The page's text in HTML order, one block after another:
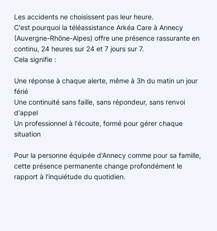
Les accidents ne choisissent pas leur heure.
C'est pourquoi la téléassistance Arkéa Care à Annecy
(Auvergne-Rhône-Alpes) offre une présence rassurante en
continu, 24 heures sur 24 et 7 jours sur 7.
Cela signifie :
Une réponse à chaque alerte, même à 3h du matin un jour
férié
Une continuité sans faille, sans répondeur, sans renvoi
d'appel
Un professionnel à l'écoute, formé pour gérer chaque
situation
Pour la personne équipée d'Annecy comme pour sa famille,
cette présence permanente change profondément le
rapport à l'inquiétude du quotidien.